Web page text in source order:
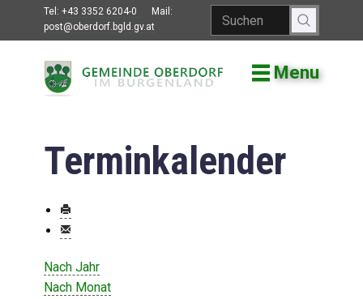
Tel: +43 3352 6204-0
Mail:
post@oberdorf.bgld.gv.at
Menu
Willkommen
Termine und
Veranstaltungen
Gemeindeamt
Bildung
Terminkalender
Nach Jahr
Nach Monat